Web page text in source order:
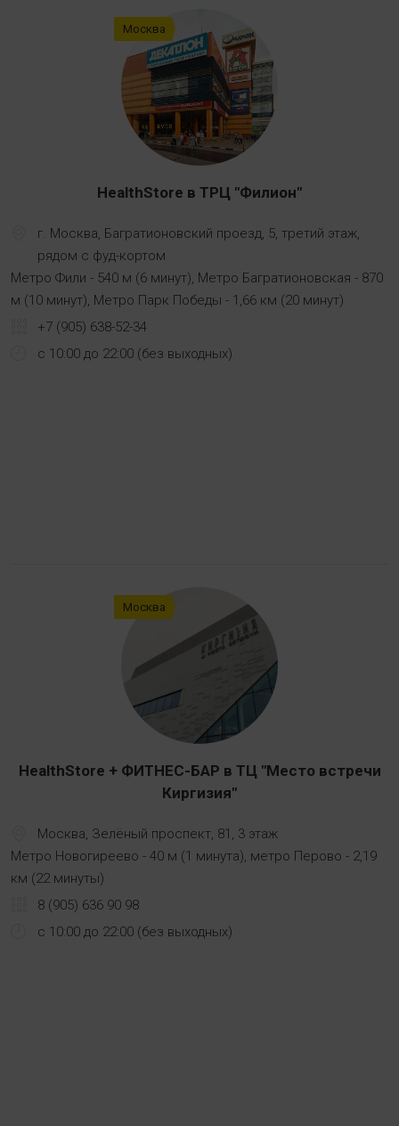
Москва
HealthStore в ТРЦ "Филион"
г. Москва, Багратионовский проезд, 5, третий этаж,
рядом с фуд-кортом
Метро Фили - 540 м (6 минут), Метро Багратионовская - 870
м (10 минут), Метро Парк Победы - 1,66 км (20 минут)
+7 (905) 638-52-34
с 10:00 до 22:00 (без выходных)
Москва
HealthStore + ФИТНЕС-БАР в ТЦ "Место встречи
Киргизия"
Москва, Зелёный проспект, 81, 3 этаж
Метро Новогиреево - 40 м (1 минута), метро Перово - 2,19
км (22 минуты)
8 (905) 636 90 98
с 10:00 до 22:00 (без выходных)